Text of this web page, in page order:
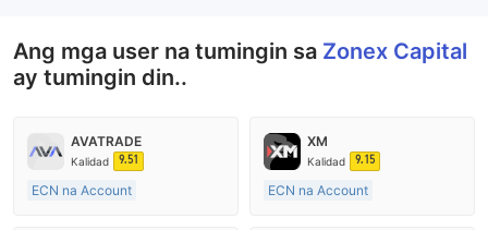
Ang mga user na tumingin sa Zonex Capital
ay tumingin din..
AVATRADE
Kalidad 9.51
ECN na Account
XM
Kalidad 9.15
ECN na Account